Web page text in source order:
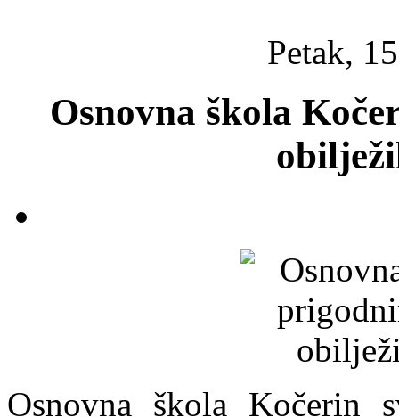
Petak,
Osnovna škola
Osnovna škola Kočerin